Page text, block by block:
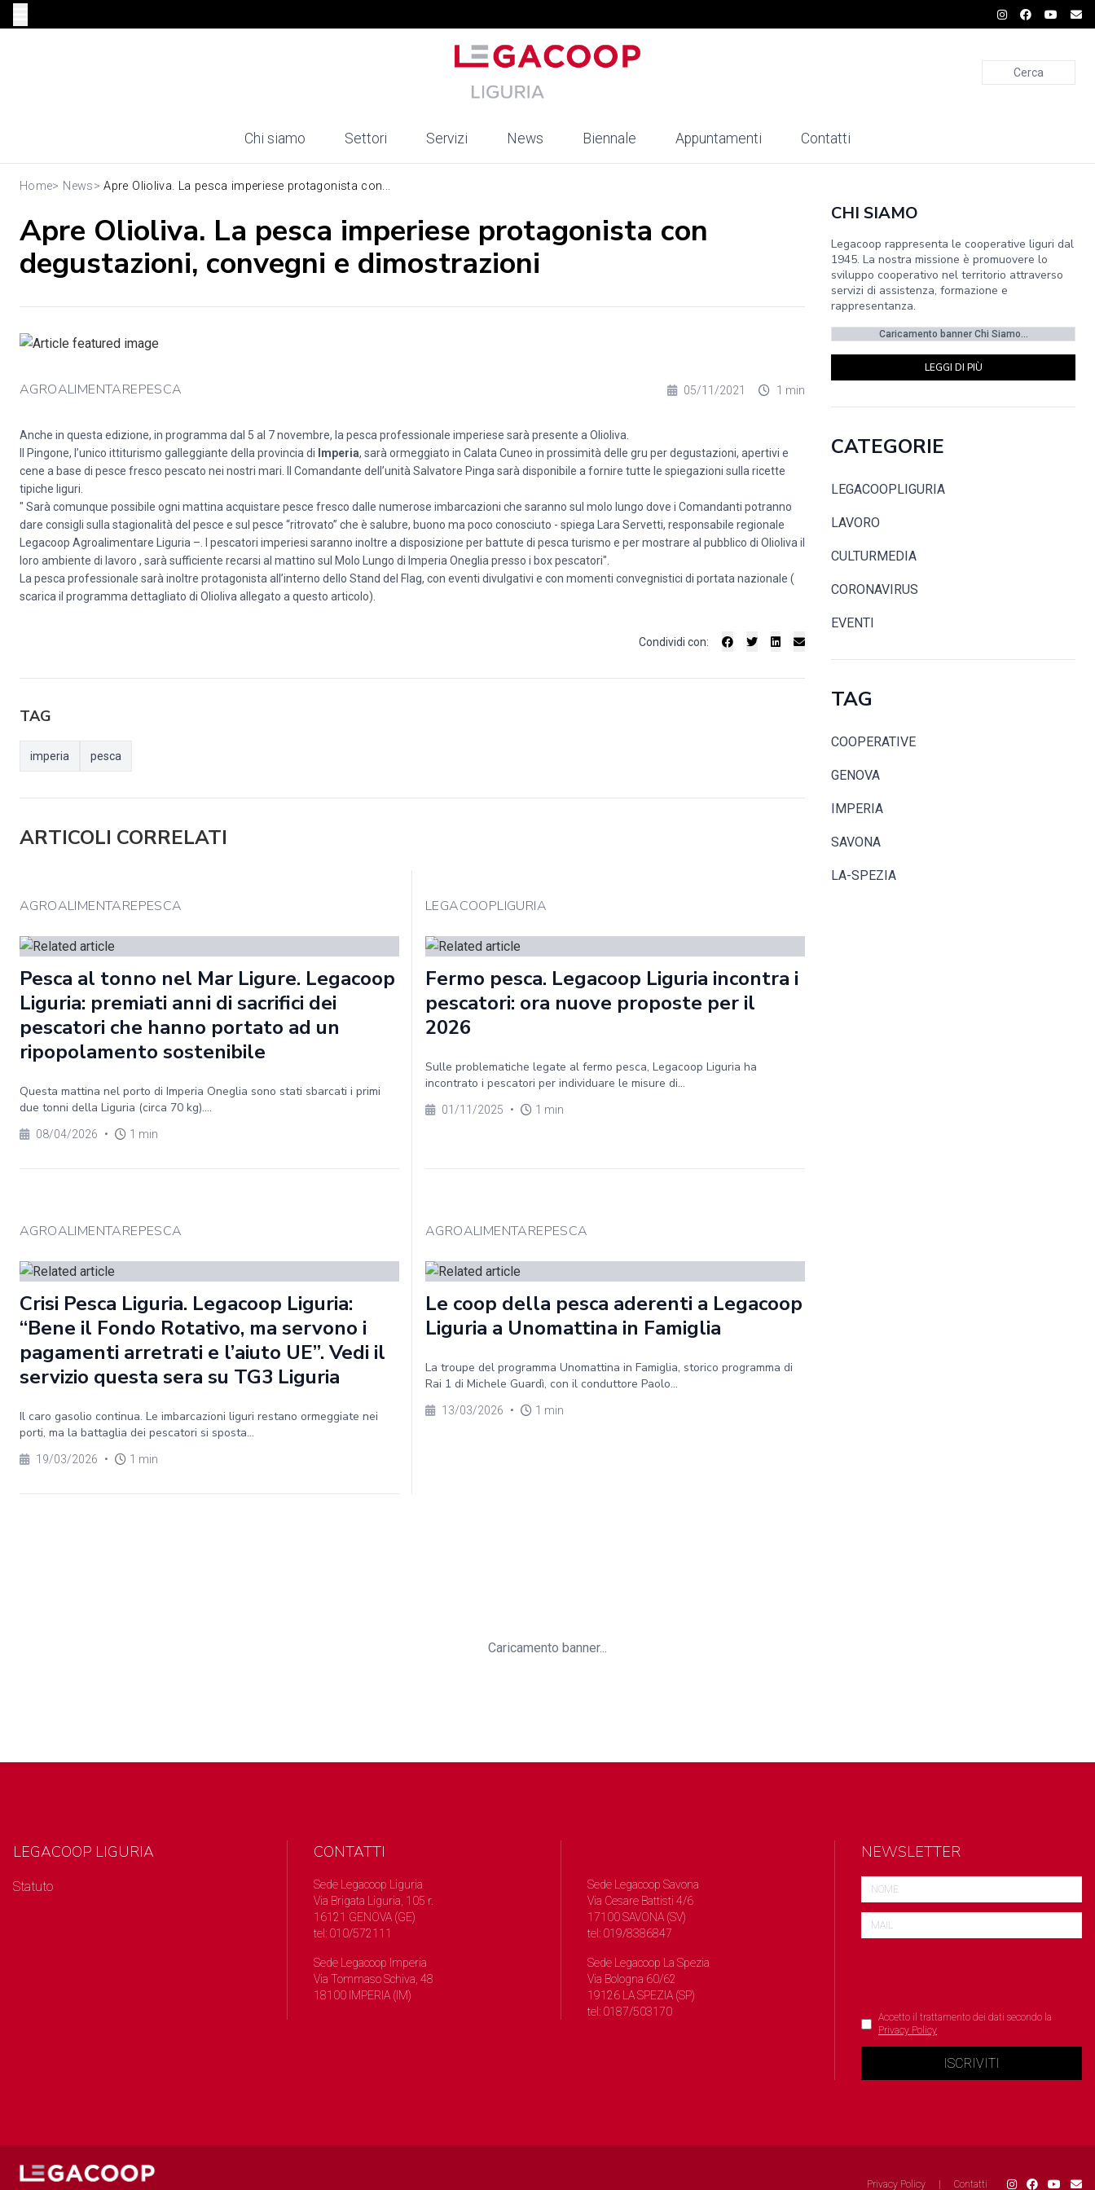
Cerca
Chi siamo Settori Servizi News Biennale Appuntamenti Contatti
Home> News> Apre Olioliva. La pesca imperiese protagonista con...
Apre Olioliva. La pesca imperiese protagonista con
degustazioni, convegni e dimostrazioni
AGROALIMENTAREPESCA 05/11/2021 1 min
Anche in questa edizione, in programma dal 5 al 7 novembre, la pesca professionale imperiese sarà presente a Olioliva.
Il Pingone, l’unico ittiturismo galleggiante della provincia di Imperia, sarà ormeggiato in Calata Cuneo in prossimità delle gru per degustazioni, apertivi e
cene a base di pesce fresco pescato nei nostri mari. Il Comandante dell’unità Salvatore Pinga sarà disponibile a fornire tutte le spiegazioni sulla ricette
tipiche liguri.
" Sarà comunque possibile ogni mattina acquistare pesce fresco dalle numerose imbarcazioni che saranno sul molo lungo dove i Comandanti potranno
dare consigli sulla stagionalità del pesce e sul pesce “ritrovato” che è salubre, buono ma poco conosciuto - spiega Lara Servetti, responsabile regionale
Legacoop Agroalimentare Liguria –. I pescatori imperiesi saranno inoltre a disposizione per battute di pesca turismo e per mostrare al pubblico di Olioliva il
loro ambiente di lavoro , sarà sufficiente recarsi al mattino sul Molo Lungo di Imperia Oneglia presso i box pescatori".
La pesca professionale sarà inoltre protagonista all’interno dello Stand del Flag, con eventi divulgativi e con momenti convegnistici di portata nazionale (
scarica il programma dettagliato di Olioliva allegato a questo articolo).
Condividi con:
TAG
imperia pesca
ARTICOLI CORRELATI
AGROALIMENTAREPESCA
Pesca al tonno nel Mar Ligure. Legacoop
Liguria: premiati anni di sacrifici dei
pescatori che hanno portato ad un
ripopolamento sostenibile
Questa mattina nel porto di Imperia Oneglia sono stati sbarcati i primi
due tonni della Liguria (circa 70 kg)....
08/04/2026 • 1 min
LEGACOOPLIGURIA
Fermo pesca. Legacoop Liguria incontra i
pescatori: ora nuove proposte per il
2026
Sulle problematiche legate al fermo pesca, Legacoop Liguria ha
incontrato i pescatori per individuare le misure di...
01/11/2025 • 1 min
AGROALIMENTAREPESCA
Crisi Pesca Liguria. Legacoop Liguria:
“Bene il Fondo Rotativo, ma servono i
pagamenti arretrati e l’aiuto UE”. Vedi il
servizio questa sera su TG3 Liguria
Il caro gasolio continua. Le imbarcazioni liguri restano ormeggiate nei
porti, ma la battaglia dei pescatori si sposta...
19/03/2026 • 1 min
AGROALIMENTAREPESCA
Le coop della pesca aderenti a Legacoop
Liguria a Unomattina in Famiglia
La troupe del programma Unomattina in Famiglia, storico programma di
Rai 1 di Michele Guardì, con il conduttore Paolo...
13/03/2026 • 1 min
CHI SIAMO
Legacoop rappresenta le cooperative liguri dal
1945. La nostra missione è promuovere lo
sviluppo cooperativo nel territorio attraverso
servizi di assistenza, formazione e
rappresentanza.
Caricamento banner Chi Siamo...
LEGGI DI PIÙ
CATEGORIE
LEGACOOPLIGURIA
LAVORO
CULTURMEDIA
CORONAVIRUS
EVENTI
TAG
COOPERATIVE
GENOVA
IMPERIA
SAVONA
LA-SPEZIA
Caricamento banner...
LEGACOOP LIGURIA
Statuto
CONTATTI
Sede Legacoop Liguria
Via Brigata Liguria, 105 r.
16121 GENOVA (GE)
tel: 010/572111
Sede Legacoop Imperia
Via Tommaso Schiva, 48
18100 IMPERIA (IM)
Sede Legacoop Savona
Via Cesare Battisti 4/6
17100 SAVONA (SV)
tel: 019/8386847
Sede Legacoop La Spezia
Via Bologna 60/62
19126 LA SPEZIA (SP)
tel: 0187/503170
NEWSLETTER
Accetto il trattamento dei dati secondo la
Privacy Policy
ISCRIVITI
Privacy Policy Contatti